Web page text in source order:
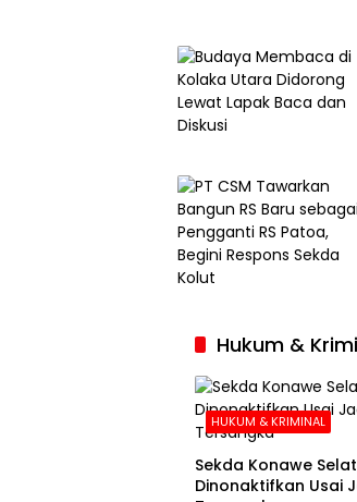
Hukum &
HUKUM & KRIMINAL
Sekda Konawe
Dinonaktifkan Usai